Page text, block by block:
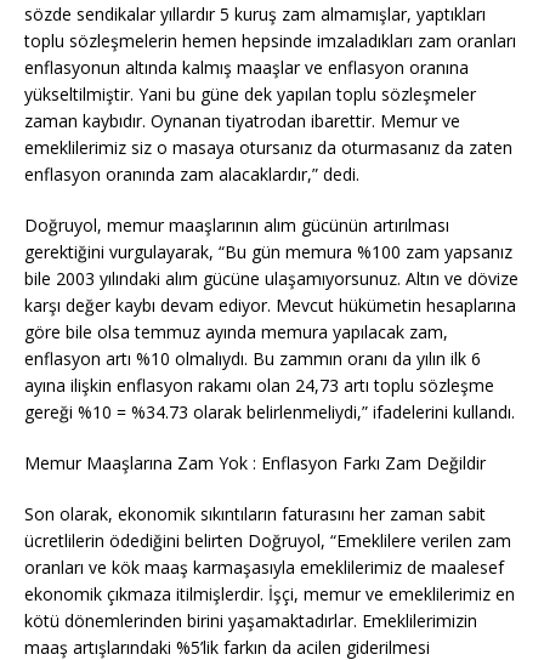
sözde sendikalar yıllardır 5 kuruş zam almamışlar, yaptıkları
toplu sözleşmelerin hemen hepsinde imzaladıkları zam oranları
enflasyonun altında kalmış maaşlar ve enflasyon oranına
yükseltilmiştir. Yani bu güne dek yapılan toplu sözleşmeler
zaman kaybıdır. Oynanan tiyatrodan ibarettir. Memur ve
emeklilerimiz siz o masaya otursanız da oturmasanız da zaten
enflasyon oranında zam alacaklardır,” dedi.
Doğruyol, memur maaşlarının alım gücünün artırılması
gerektiğini vurgulayarak, “Bu gün memura %100 zam yapsanız
bile 2003 yılındaki alım gücüne ulaşamıyorsunuz. Altın ve dövize
karşı değer kaybı devam ediyor. Mevcut hükümetin hesaplarına
göre bile olsa temmuz ayında memura yapılacak zam,
enflasyon artı %10 olmalıydı. Bu zammın oranı da yılın ilk 6
ayına ilişkin enflasyon rakamı olan 24,73 artı toplu sözleşme
gereği %10 = %34.73 olarak belirlenmeliydi,” ifadelerini kullandı.
Memur Maaşlarına Zam Yok : Enflasyon Farkı Zam Değildir
Son olarak, ekonomik sıkıntıların faturasını her zaman sabit
ücretlilerin ödediğini belirten Doğruyol, “Emeklilere verilen zam
oranları ve kök maaş karmaşasıyla emeklilerimiz de maalesef
ekonomik çıkmaza itilmişlerdir. İşçi, memur ve emeklilerimiz en
kötü dönemlerinden birini yaşamaktadırlar. Emeklilerimizin
maaş artışlarındaki %5’lik farkın da acilen giderilmesi